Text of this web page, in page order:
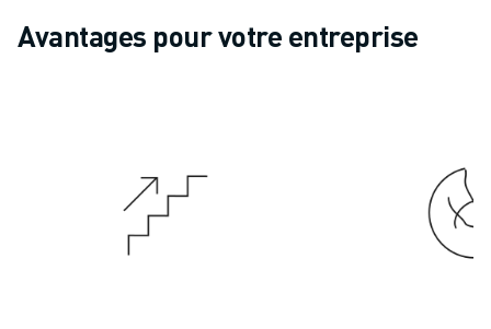
COÛT TOTAL D'UNE ROBOSHOT
MACHINES D'ÉLECTROÉROSION PAR FIL
ROBOCUT MAINTENANCE PRÉVENTIVE
DURABILITÉ DU ROBOCUT
SOLUTIONS POUR L'USINE INTELLIGENTE
Avantages pour votre entreprise